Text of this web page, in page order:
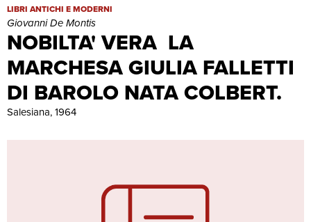
NOBILTA' VERA  LA
MARCHESA GIULIA FALLETTI
DI BAROLO NATA COLBERT.
NOBILTA' VERA  LA MARCHESA GIULIA FALLETTI DI BAROLO
LIBRI ANTICHI E MODERNI
Giovanni De Montis
Salesiana, 1964